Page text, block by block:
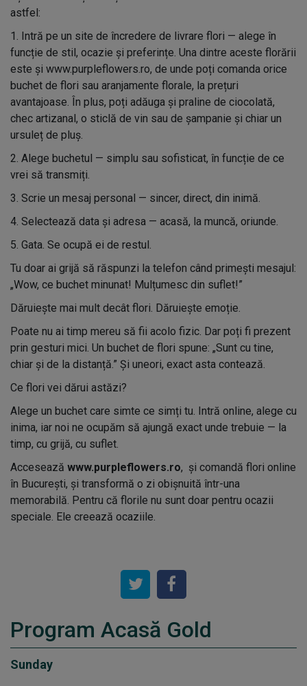
astfel:
1. Intră pe un site de încredere de livrare flori — alege în
funcție de stil, ocazie și preferințe. Una dintre aceste florării
este și www.purpleflowers.ro, de unde poți comanda orice
buchet de flori sau aranjamente florale, la prețuri
avantajoase. În plus, poți adăuga și praline de ciocolată,
chec artizanal, o sticlă de vin sau de șampanie și chiar un
ursuleț de pluș.
2. Alege buchetul — simplu sau sofisticat, în funcție de ce
vrei să transmiți.
3. Scrie un mesaj personal — sincer, direct, din inimă.
4. Selectează data și adresa — acasă, la muncă, oriunde.
5. Gata. Se ocupă ei de restul.
Tu doar ai grijă să răspunzi la telefon când primești mesajul:
Wow, ce buchet minunat! Mulțumesc din suflet!”
Dăruiește mai mult decât flori. Dăruiește emoție.
Poate nu ai timp mereu să fii acolo fizic. Dar poți fi prezent
prin gesturi mici. Un buchet de flori spune: „Sunt cu tine,
chiar și de la distanță.” Și uneori, exact asta contează.
Ce flori vei dărui astăzi?
Alege un buchet care simte ce simți tu. Intră online, alege cu
inima, iar noi ne ocupăm să ajungă exact unde trebuie — la
timp, cu grijă, cu suflet.
Accesează www.purpleflowers.ro, și comandă flori online
în București, și transformă o zi obișnuită într-una
memorabilă. Pentru că florile nu sunt doar pentru ocazii
speciale. Ele creează ocaziile.
Program Acasă Gold
Sunday